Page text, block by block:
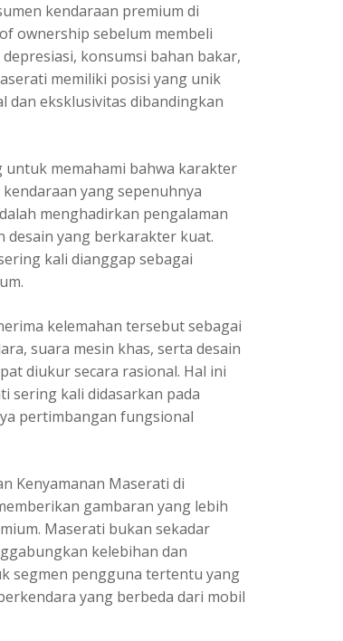
kendaraan premium di
ownership sebelum membeli
konsumsi bahan bakar,
memiliki posisi yang unik
dan eksklusivitas dibandingkan
memahami bahwa karakter
yang sepenuhnya
menghadirkan pengalaman
desain yang berkarakter kuat.
kali dianggap sebagai
kelemahan tersebut sebagai
suara mesin khas, serta desain
diukur secara rasional. Hal ini
sering kali didasarkan pada
pertimbangan fungsional
Kenyamanan Maserati di
gambaran yang lebih
Maserati bukan sekadar
kelebihan dan
segmen pengguna tertentu yang
yang berbeda dari mobil